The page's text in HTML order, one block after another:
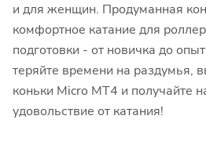
и для женщин. Продуманная
комфортное катание для
подготовки - от новичка до
теряйте времени на раздумья,
коньки Micro MT4 и получайте
удовольствие от катания!